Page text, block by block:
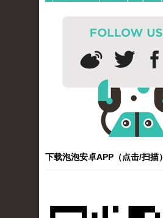
下载泡泡安卓APP（点击/扫描）